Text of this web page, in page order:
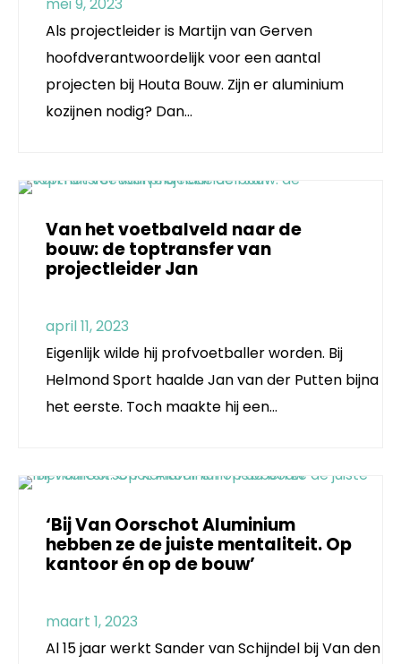
Als projectleider is Martijn van Gerven
hoofdverantwoordelijk voor een aantal
projecten bij Houta Bouw. Zijn er aluminium
kozijnen nodig? Dan…
Van het voetbalveld naar de
bouw: de toptransfer van
projectleider Jan
april 11, 2023
Eigenlijk wilde hij profvoetballer worden. Bij
Helmond Sport haalde Jan van der Putten bijna
het eerste. Toch maakte hij een…
‘Bij Van Oorschot Aluminium
hebben ze de juiste mentaliteit. Op
kantoor én op de bouw’
maart 1, 2023
Al 15 jaar werkt Sander van Schijndel bij Van den